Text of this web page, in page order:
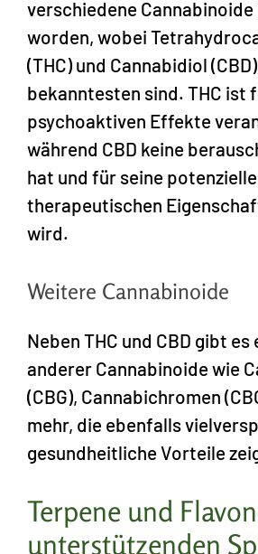
verschiedene
worden, wobei
(THC) und Cannabidiol
bekanntesten sind. THC ist
psychoaktiven Effekte
während CBD keine
hat und für seine
therapeutischen
wird.
Weitere Cannabinoide
Neben THC und CBD gibt es
anderer Cannabinoide wie
(CBG), Cannabichromen
mehr, die ebenfalls
gesundheitliche Vorteile
Terpene und
unterstützenden